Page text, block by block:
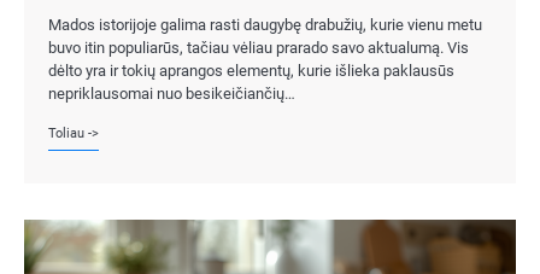
Mados istorijoje galima rasti daugybę drabužių, kurie vienu metu
buvo itin populiarūs, tačiau vėliau prarado savo aktualumą. Vis
dėlto yra ir tokių aprangos elementų, kurie išlieka paklausūs
nepriklausomai nuo besikeičiančių…
Toliau ->